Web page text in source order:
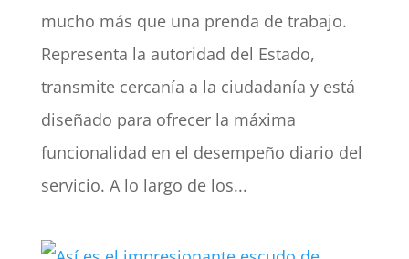
mucho más que una prenda de trabajo.
Representa la autoridad del Estado,
transmite cercanía a la ciudadanía y está
diseñado para ofrecer la máxima
funcionalidad en el desempeño diario del
servicio. A lo largo de los...